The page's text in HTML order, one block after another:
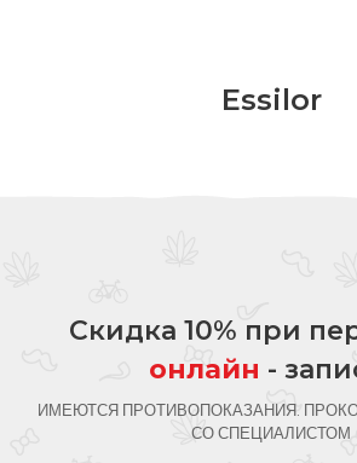
Essilor
Скидка 10% при
онлайн -
ИМЕЮТСЯ ПРОТИВОПОКАЗАНИЯ.
СО СПЕЦИАЛИСТОМ